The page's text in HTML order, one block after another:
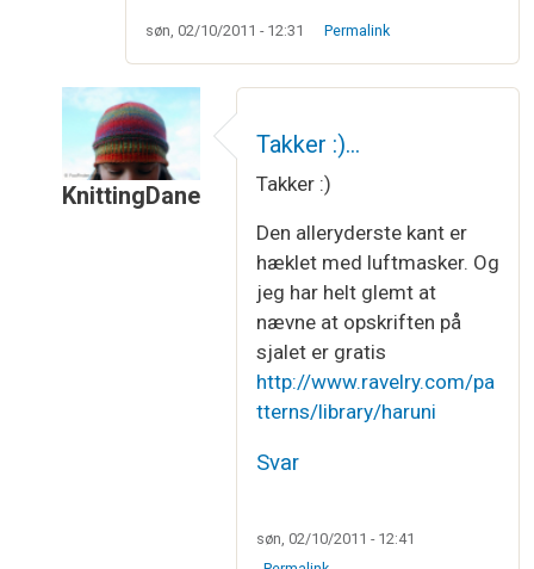
søn, 02/10/2011 - 12:31 Permalink
KnittingDane
Hej Irene…afVibeke Larsen
Takker :)…
Takker :)
Den alleryderste kant er
hæklet med luftmasker. Og
jeg har helt glemt at
nævne at opskriften på
sjalet er gratis
http://www.ravelry.com/pa
tterns/library/haruni
Svar
søn, 02/10/2011 - 12:41